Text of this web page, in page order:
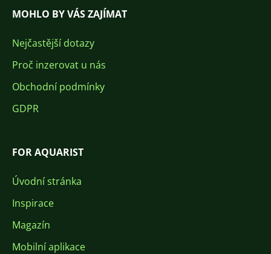
MOHLO BY VÁS ZAJÍMAT
Nejčastější dotazy
Proč inzerovat u nás
Obchodní podmínky
GDPR
FOR AQUARIST
Úvodní stránka
Inspirace
Magazín
Mobilní aplikace